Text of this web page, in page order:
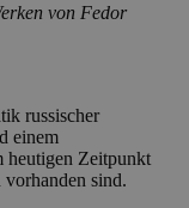
von Fedor
russischer
einem
heutigen Zeitpunkt
sind.